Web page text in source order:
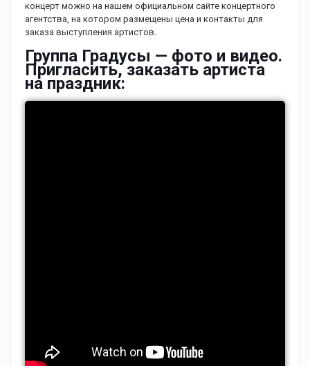
концерт можно на нашем официальном сайте концертного
агентства, на котором размещены цена и контакты для
заказа выступления артистов.
Группа Градусы — фото и видео.
Пригласить, заказать артиста
на праздник: